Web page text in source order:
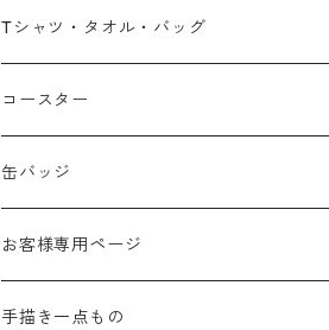
広島弁
春
夏
秋
冬
Tシャツ・タオル・バッグ
コースター
缶バッジ
お客様専用ページ
手描き一点もの